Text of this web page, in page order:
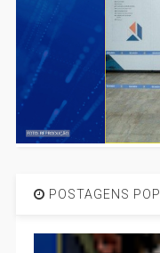
POSTAGENS